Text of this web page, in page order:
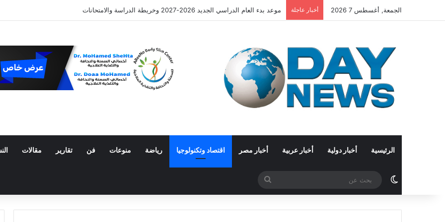
الجمعة, أغسطس 7 2026 أخبار عاجلة موعد بدء العام الدراسي الجديد 2026-2027 وخريطة الدراسة والامتحانات
الرئيسية أخبار دولية أخبار عربية أخبار مصر اقتصاد وتكنولوجيا رياضة منوعات فن تقارير مقالات
الوضع المظلم
بحث
عن